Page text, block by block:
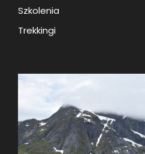
Szkolenia
Trekkingi